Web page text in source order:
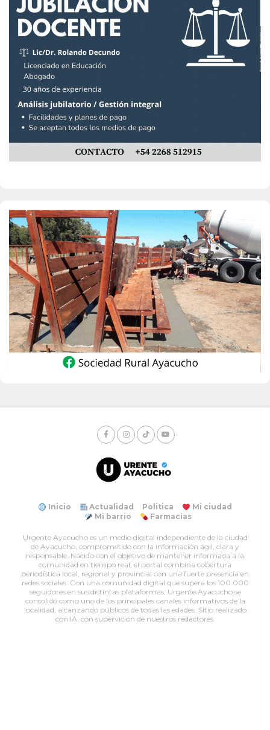
Inicio Actualidad Politica
Mi ciudad
Mi barrio
Farmacias
Urgente Ayacucho es un medio digital independiente de la ciudad
de Ayacucho, comprometido con la información ágil, clara y
responsable. Nacido con el objetivo de mantener informada a la
comunidad en tiempo real, el portal combina cobertura
periodística local, regional y provincial con una fuerte presencia en
redes sociales. Con una comunidad digital que supera los 100.000
seguidores en sus distintas plataformas, Urgente Ayacucho se
consolidó como uno de los principales canales informativos de la
localidad, alcanzando públicos de todas las edades. Sitio realizado
con IA, con supervición de nuestros redactores.